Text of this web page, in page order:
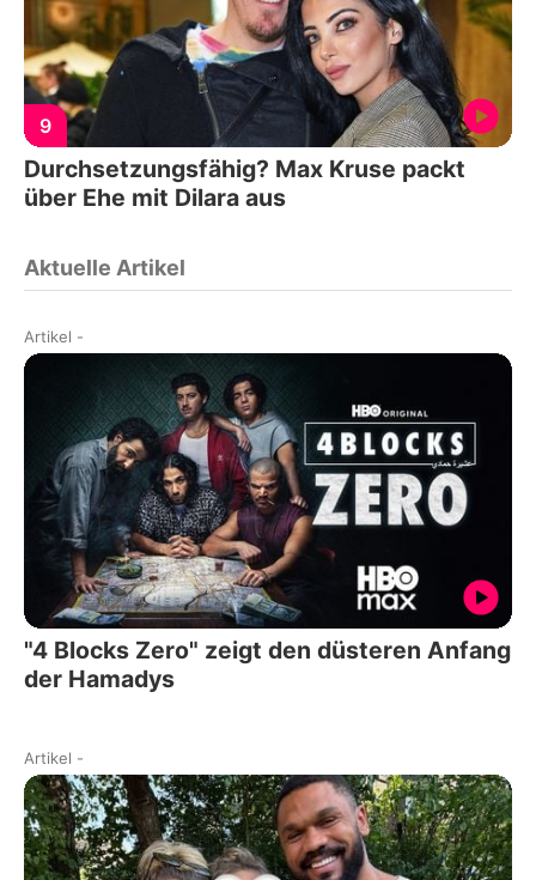
9
Durchsetzungsfähig? Max Kruse packt
über Ehe mit Dilara aus
Aktuelle Artikel
Artikel -
"4 Blocks Zero" zeigt den düsteren Anfang
der Hamadys
Artikel -